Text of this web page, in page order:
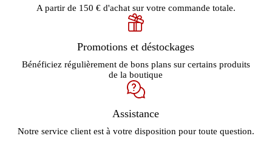
A partir de 150 € d'achat sur votre commande totale.
Promotions et déstockages
Bénéficiez régulièrement de bons plans sur certains produits
de la boutique
Assistance
Notre service client est à votre disposition pour toute question.